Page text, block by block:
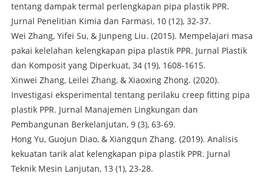
tentang dampak termal perlengkapan pipa plastik PPR.
Jurnal Penelitian Kimia dan Farmasi, 10 (12), 32-37.
Wei Zhang, Yifei Su, & Junpeng Liu. (2015). Mempelajari masa
pakai kelelahan kelengkapan pipa plastik PPR. Jurnal Plastik
dan Komposit yang Diperkuat, 34 (19), 1608-1615.
Xinwei Zhang, Leilei Zhang, & Xiaoxing Zhong. (2020).
Investigasi eksperimental tentang perilaku creep fitting pipa
plastik PPR. Jurnal Manajemen Lingkungan dan
Pembangunan Berkelanjutan, 9 (3), 63-69.
Hong Yu, Guojun Diao, & Xiangqun Zhang. (2019). Analisis
kekuatan tarik alat kelengkapan pipa plastik PPR. Jurnal
Teknik Mesin Lanjutan, 13 (1), 23-28.